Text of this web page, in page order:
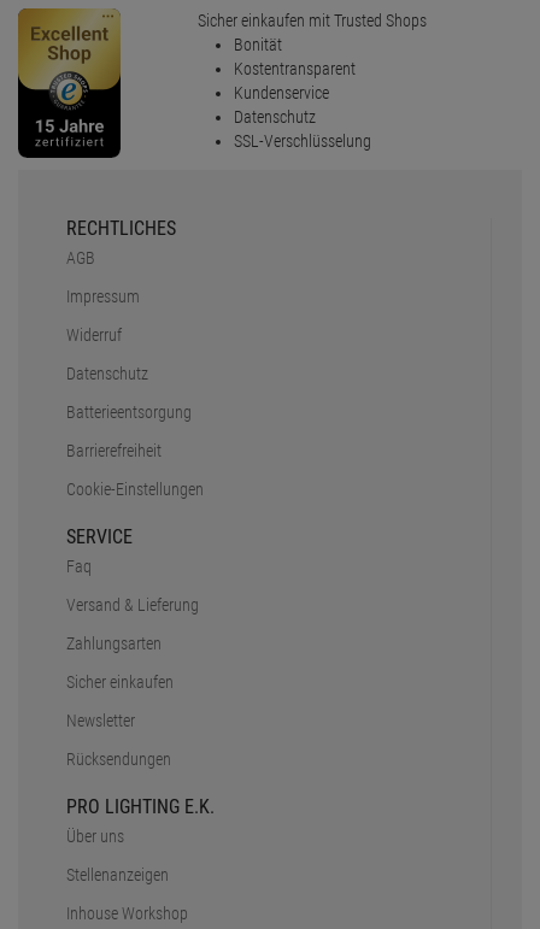
Sicher einkaufen mit Trusted Shops
Bonität
Kostentransparent
Kundenservice
Datenschutz
SSL-Verschlüsselung
RECHTLICHES
AGB
Impressum
Widerruf
Datenschutz
Batterieentsorgung
Barrierefreiheit
Cookie-Einstellungen
SERVICE
Faq
Versand & Lieferung
Zahlungsarten
Sicher einkaufen
Newsletter
Rücksendungen
PRO LIGHTING E.K.
Über uns
Stellenanzeigen
Inhouse Workshop